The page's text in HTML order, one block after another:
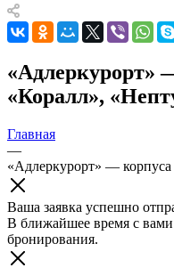
«Адлеркурорт»
«Коралл»,
Главная
—
«Адлеркурорт» —
Ваша заявка успешно
В ближайшее время с вами
бронирования.